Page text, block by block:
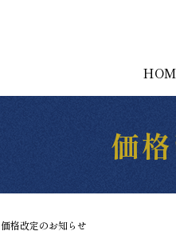
価
価格改定のお知らせ